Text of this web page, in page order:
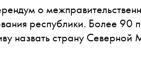
о
республики. Более 90
назвать страну Северной